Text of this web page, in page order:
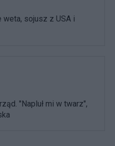
weta, sojusz z USA i
"Napluł mi w twarz",